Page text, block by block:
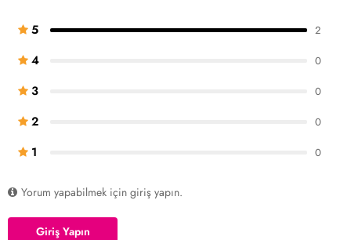
1 0
2 0
3 0
4 0
5 2
Yorum yapabilmek için giriş yapın.
Giriş Yapın